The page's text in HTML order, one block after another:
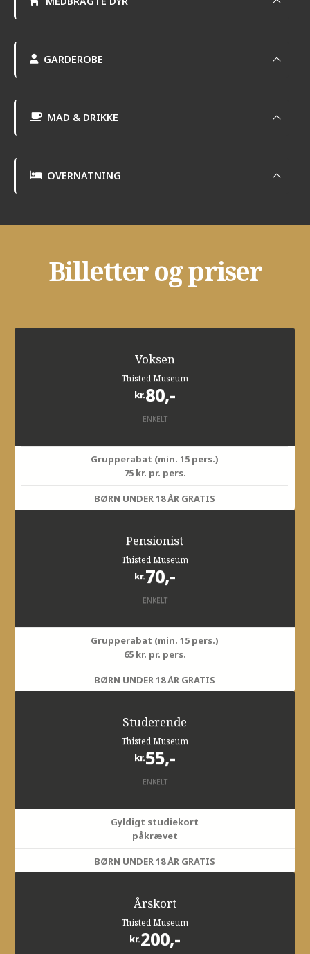
GARDEROBE
MAD & DRIKKE
OVERNATNING
Billetter og priser
Voksen
Thisted Museum
kr.80,-
ENKELT
Grupperabat (min. 15 pers.)
75 kr. pr. pers.
BØRN UNDER 18 ÅR GRATIS
Pensionist
Thisted Museum
kr.70,-
ENKELT
Grupperabat (min. 15 pers.)
65 kr. pr. pers.
BØRN UNDER 18 ÅR GRATIS
Studerende
Thisted Museum
kr.55,-
ENKELT
Gyldigt studiekort
påkrævet
BØRN UNDER 18 ÅR GRATIS
Årskort
Thisted Museum
kr.200,-